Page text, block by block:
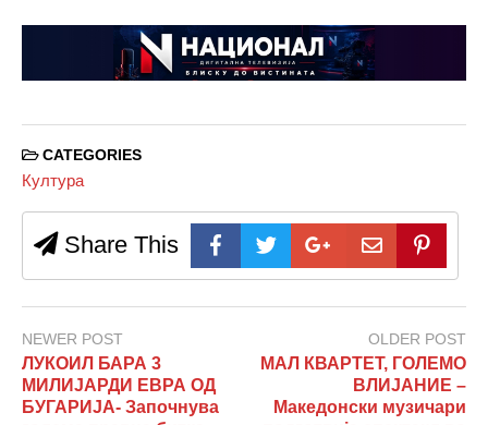
CATEGORIES
Култура
Share This
NEWER POST
ЛУКОИЛ БАРА 3
МИЛИЈАРДИ ЕВРА ОД
БУГАРИЈА- Започнува
OLDER POST
МАЛ КВАРТЕТ, ГОЛЕМО
ВЛИЈАНИЕ –
Македонски музичари